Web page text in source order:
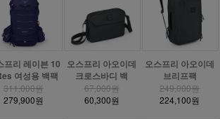
프리 레이븐 10
여성용 백팩
311,000원
279,900원
오스프리 아오이데
크로스바디 백
67,000원
60,300원
오스프리 아오이데
브리프팩
249,000원
224,100원